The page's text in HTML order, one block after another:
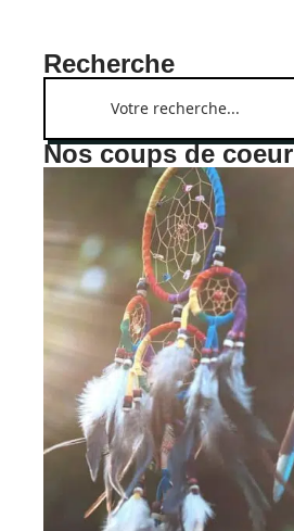
Recherche
Nos coups de coeur